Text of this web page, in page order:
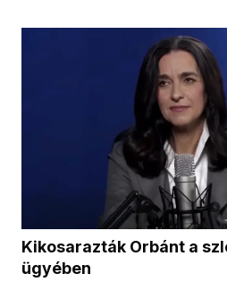
Kikosarazták Orbánt a
ügyében